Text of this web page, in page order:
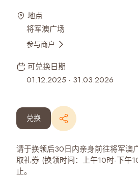
地点
将军澳广场
参与商户
可兑换日期
01.12.2025 - 31.03.2026
兑换
请于换领后30日内亲身前往将军澳
取礼券 (换领时间：上午10时-下午
止。